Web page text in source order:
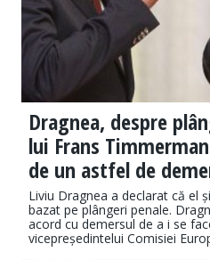
Dragnea, despre
lui Frans
de un astfel de
Liviu Dragnea a declarat că el
bazat pe plângeri penale.
acord cu demersul de a i se
vicepreședintelui Comisiei